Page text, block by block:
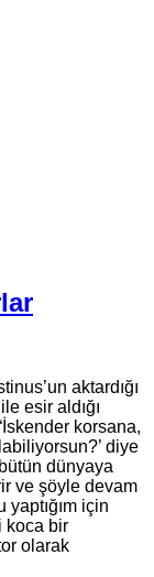
aktardığı
esir aldığı
korsana,
diye
dünyaya
ve şöyle devam
yaptığım için
koca bir
olarak